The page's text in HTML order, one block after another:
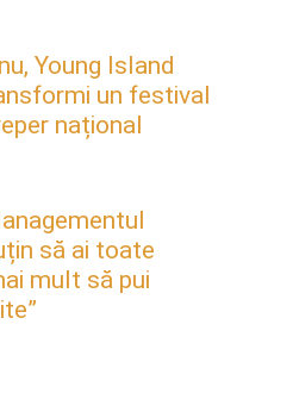
Young Island
un festival
național
să ai toate
mult să pui